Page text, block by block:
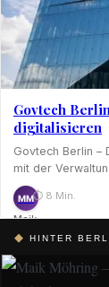
Govtech
digitalisieren
Govtech Berlin –
mit der
MM
Maik
Möhring
⏱ 8 Min.
◆ HINTER